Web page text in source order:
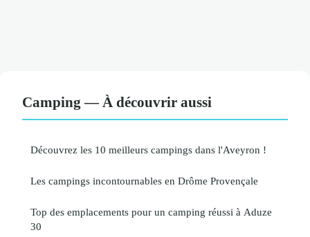
Camping — À découvrir aussi
Découvrez les 10 meilleurs campings dans l'Aveyron !
Les campings incontournables en Drôme Provençale
Top des emplacements pour un camping réussi à Aduze
30